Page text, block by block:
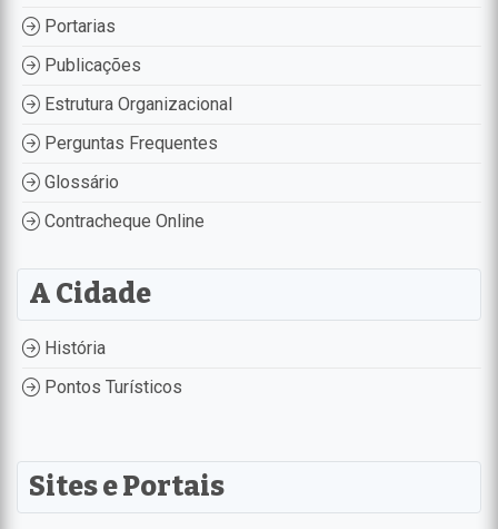
Portarias
Publicações
Estrutura Organizacional
Perguntas Frequentes
Glossário
Contracheque Online
A Cidade
História
Pontos Turísticos
Sites e Portais